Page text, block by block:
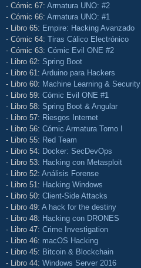
- Cómic 67: Armatura UNO: #2
- Cómic 66: Armatura UNO: #1
- Libro 65: Empire: Hacking Avanzado
- Cómic 64: Tiras Cálico Electrónico
- Cómic 63: Cómic Evil ONE #2
- Libro 62: Spring Boot
- Libro 61: Arduino para Hackers
- Libro 60: Machine Learning & Security
- Libro 59: Cómic Evil ONE #1
- Libro 58: Spring Boot & Angular
- Libro 57: Riesgos Internet
- Libro 56: Cómic Armatura Tomo I
- Libro 55: Red Team
- Libro 54: Docker: SecDevOps
- Libro 53: Hacking con Metasploit
- Libro 52: Análisis Forense
- Libro 51: Hacking Windows
- Libro 50: Client-Side Attacks
- Libro 49: A hack for the destiny
- Libro 48: Hacking con DRONES
- Libro 47: Crime Investigation
- Libro 46: macOS Hacking
- Libro 45: Bitcoin & Blockchain
- Libro 44: Windows Server 2016